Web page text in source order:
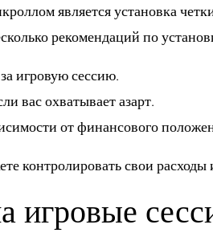
является установка
рекомендаций по
игровую сессию.
вас охватывает азарт.
от финансового
контролировать свои расходы
игровые